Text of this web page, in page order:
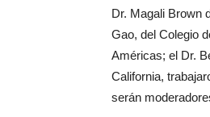
Dr. Magali Brown
Gao, del Colegio
Américas; el Dr.
California,
serán